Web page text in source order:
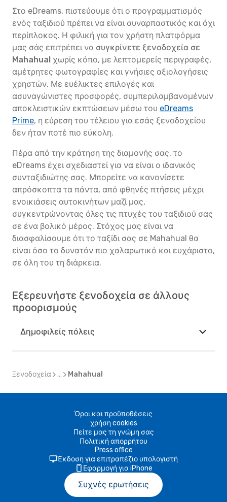
Στο eDreams, πιστεύουμε ότι ο προγραμματισμός
ενός ταξιδιού πρέπει να είναι συναρπαστικός και όχι
περίπλοκος. Η φιλική για τον χρήστη πλατφόρμα
μας σάς επιτρέπει να συγκρίνετε ξενοδοχεία σε
Mahahual χωρίς κόπο, με λεπτομερείς περιγραφές,
αμέτρητες φωτογραφίες και γνήσιες αξιολογήσεις
χρηστών. Με ευέλικτες επιλογές και
ασυναγώνιστες προσφορές, συμπεριλαμβανομένων
αποκλειστικών εκπτώσεων μέσω του eDreams
Prime, η εύρεση του τέλειου για εσάς ξενοδοχείου
δεν ήταν ποτέ πιο εύκολη.
Πέρα από την κράτηση της διαμονής σας, το
eDreams έχει σχεδιαστεί για να είναι ο ιδανικός
συνταξιδιώτης σας. Μπορείτε να κανονίσετε
απρόσκοπτα τα πάντα, από φθηνές πτήσεις μέχρι
ενοικιάσεις αυτοκινήτων μαζί μας,
συγκεντρώνοντας όλες τις πτυχές του ταξιδιού σας
σε ένα βολικό μέρος. Στόχος μας είναι να
διασφαλίσουμε ότι το ταξίδι σας σε Mahahual θα
είναι όσο το δυνατόν πιο χαλαρωτικό και ευχάριστο,
σε όλη του τη διάρκεια.
Εξερευνήστε ξενοδοχεία σε άλλους
προορισμούς
Δημοφιλείς πόλεις
Ξενοδοχεία ... Mahahual
Όροι και προϋποθέσεις
χρήση cookies
Πείτε μας τη γνώμη σας
Πολιτική απορρήτου
Press office
Έκδοση για επιτραπέζιο υπολογιστή
Εφαρμογή για iPhone
Συχνές ερωτήσεις